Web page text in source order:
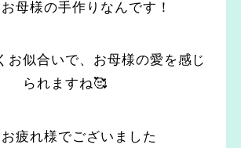
母様の手作りなんです！
お似合いで、お母様の愛を感じ
られますね🥰
疲れ様でございました